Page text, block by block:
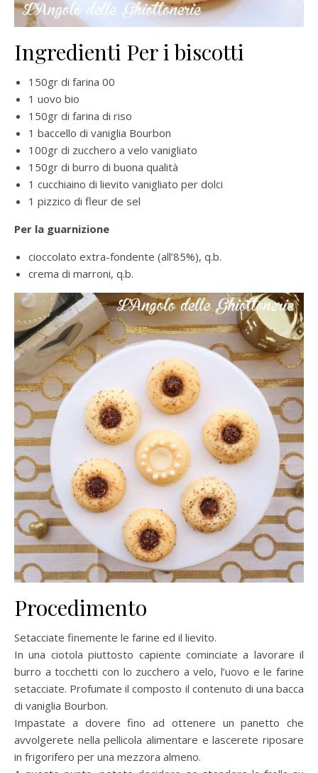
Ingredienti Per i biscotti
150gr di farina 00
1 uovo bio
150gr di farina di riso
1 baccello di vaniglia Bourbon
100gr di zucchero a velo vanigliato
150gr di burro di buona qualità
1 cucchiaino di lievito vanigliato per dolci
1 pizzico di fleur de sel
Per la guarnizione
cioccolato extra-fondente (all’85%), q.b.
crema di marroni, q.b.
Procedimento
Setacciate finemente le farine ed il lievito.
In una ciotola piuttosto capiente cominciate a lavorare il
burro a tocchetti con lo zucchero a velo, l’uovo e le farine
setacciate. Profumate il composto il contenuto di una bacca
di vaniglia Bourbon.
Impastate a dovere fino ad ottenere un panetto che
avvolgerete nella pellicola alimentare e lascerete riposare
in frigorifero per una mezzora almeno.